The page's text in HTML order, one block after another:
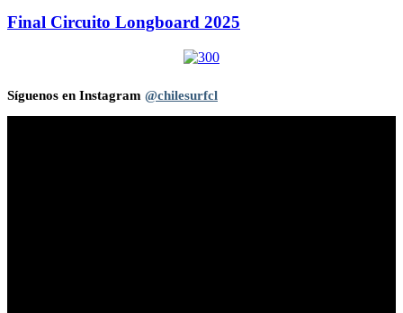
Final Circuito Longboard 2025
Síguenos en Instagram @chilesurfcl